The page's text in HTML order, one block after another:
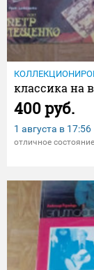
классика на
400 руб.
1 августа в 17:56
отличное состояние